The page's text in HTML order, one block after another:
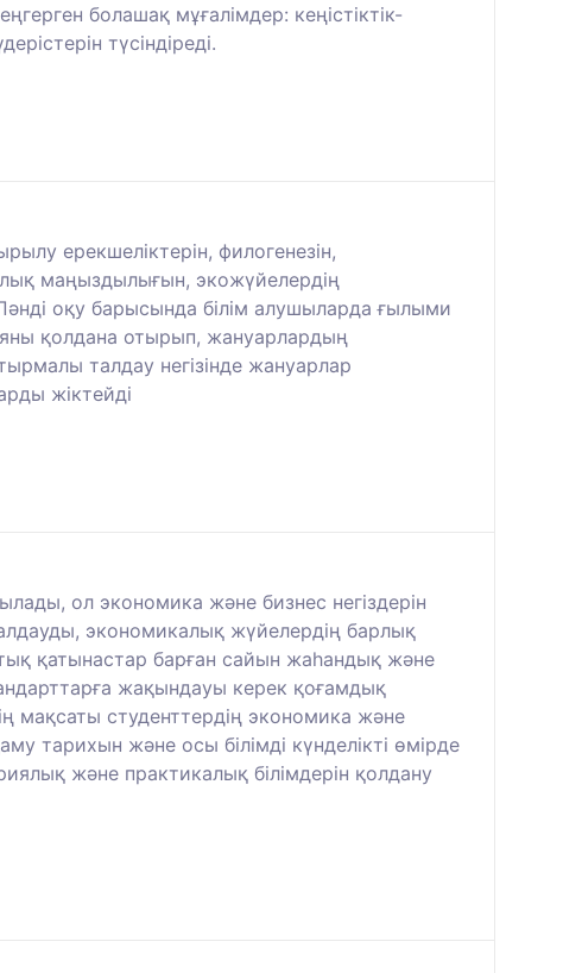
болашақ мұғалімдер: кеңістіктік-
түсіндіреді.
ерекшеліктерін, филогенезін,
маңыздылығын, экожүйелердің
оқу барысында білім алушыларда ғылыми
қолдана отырып, жануарлардың
талдау негізінде жануарлар
жіктейді
ол экономика және бизнес негіздерін
экономикалық жүйелердің барлық
қатынастар барған сайын жаһандық және
жақындауы керек қоғамдық
мақсаты студенттердің экономика және
тарихын және осы білімді күнделікті өмірде
және практикалық білімдерін қолдану